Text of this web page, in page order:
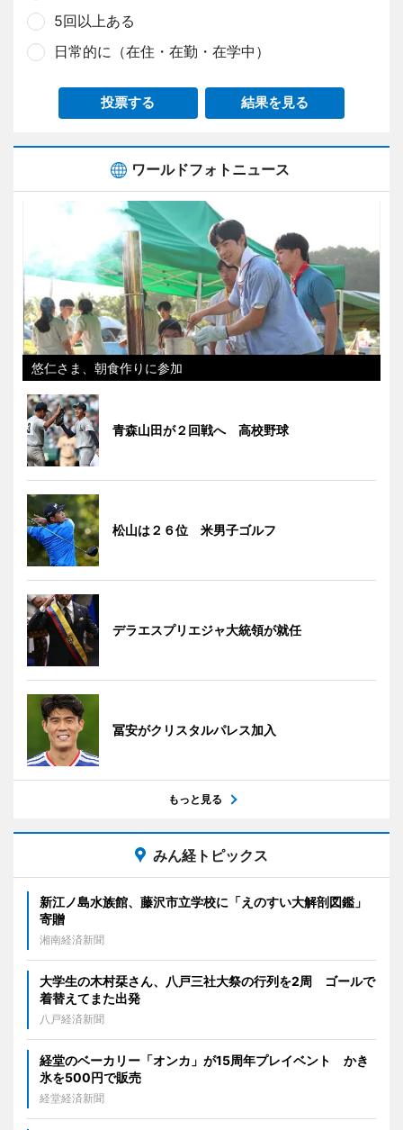
5回以上ある
日常的に（在住・在勤・在学中）
投票する 結果を見る
ワールドフォトニュース
悠仁さま、朝食作りに参加
青森山田が２回戦へ 高校野球
松山は２６位 米男子ゴルフ
デラエスプリエジャ大統領が就任
冨安がクリスタルパレス加入
もっと見る
みん経トピックス
新江ノ島水族館、藤沢市立学校に「えのすい大解剖図鑑」
寄贈
湘南経済新聞
大学生の木村栞さん、八戸三社大祭の行列を2周 ゴールで
着替えてまた出発
八戸経済新聞
経堂のベーカリー「オンカ」が15周年プレイベント かき
氷を500円で販売
経堂経済新聞